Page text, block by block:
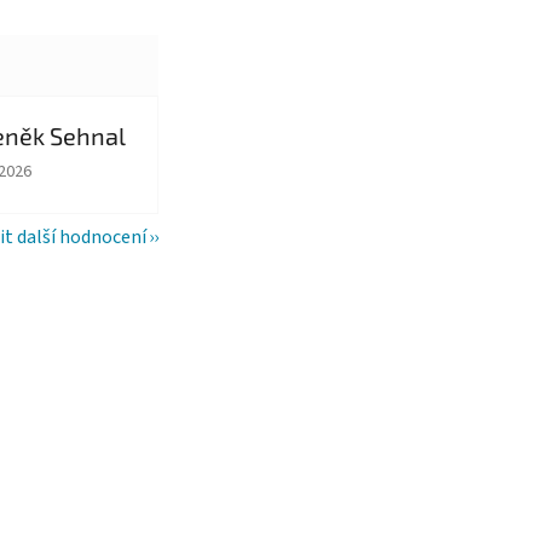
Sehnal
obchodu je 5 z 5 hvězdiček.
další hodnocení